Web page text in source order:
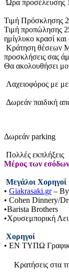
Ώρα προσέλευσης
Τιμή Πρόσκλησης
Τιμή προπώλησης
ημίγλυκο κρασί
Κράτηση θέσεων
προσκλήσεις σας
Θα ακολουθήσει
Λαχειοφόρος με
Δωρεάν παιδική
Δωρεάν parking
Πολλές εκπλήξεις
Μέρος των εσόδων
Μεγάλοι Χορηγοί
• Giakrasaki.gr– By
• Cohen Dinnery/
•Barista Brothers
•Χρυσεμπορική
Χορηγοί
• ΕΝ ΤΥΠΩ
Kρατήσεις στα